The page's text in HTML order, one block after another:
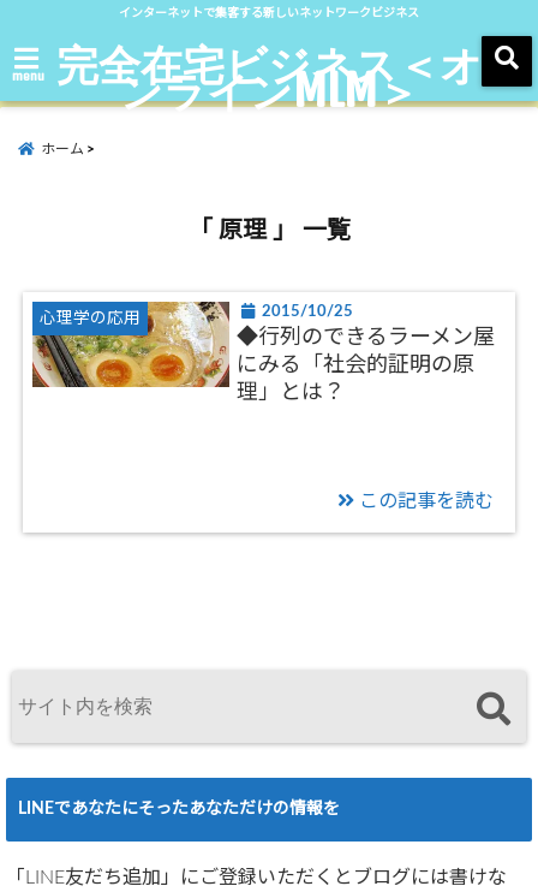
インターネットで集客する新しいネットワークビジネス
menu 完全在宅ビジネス＜オ
ンラインMLM＞
ホーム
「 原理 」 一覧
心理学の応用 2015/10/25
◆行列のできるラーメン屋
にみる「社会的証明の原
理」とは？
この記事を読む
LINEであなたにそったあなただけの情報を
「LINE友だち追加」にご登録いただくとブログには書けな